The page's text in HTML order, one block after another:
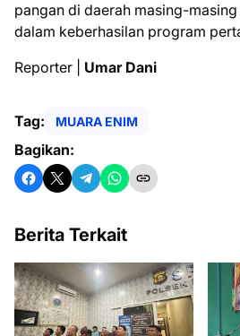
pangan di daerah masing-
dalam keberhasilan program
Reporter | Umar Dani
Tag: MUARA ENIM
Bagikan:
Berita Terkait